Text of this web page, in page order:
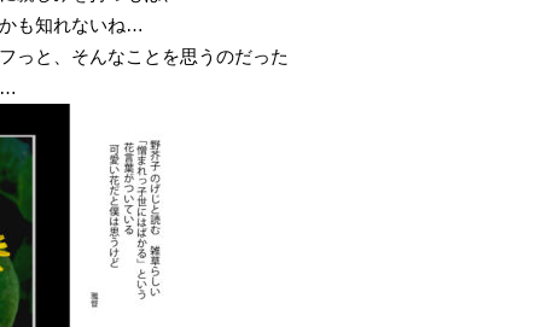
も知れないね…
っと、そんなことを思うのだった
…